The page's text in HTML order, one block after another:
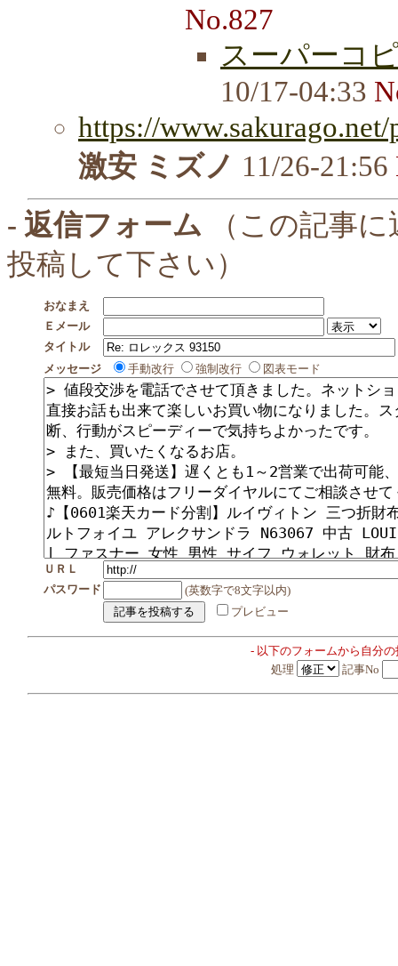
No.827
スーパーコ
10/17-04:33
https://www.sakurago.net/
激安 ミズノ 11/26-21:56
- 返信フォーム （この記事
投稿して下さい）
おなまえ
Ｅメール
タイトル
メッセージ
手動改行 強制改行 図表モード
ＵＲＬ
パスワード
(英数字で8文字以内)
プレビュー
- 以下のフォームから自分
処理
記事No